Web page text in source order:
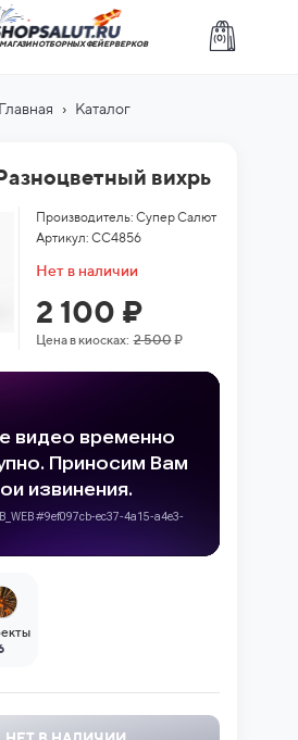
(0)
ОТБОРНЫХ ФЕЙЕРВЕРКОВ
Главная › Каталог
вихрь
Производитель: Супер Салют
Артикул: СС4856
Нет в наличии
2 100 ₽
Цена в киосках:2 500₽